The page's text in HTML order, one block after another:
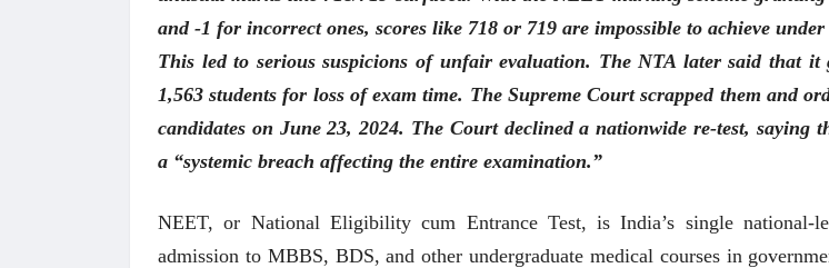
and -1 for incorrect ones, scores like 718 or 719 are impossible to achieve
This led to serious suspicions of unfair evaluation. The NTA later said that it
1,563 students for loss of exam time. The Supreme Court scrapped them and
candidates on June 23, 2024. The Court declined a nationwide re-test, saying
a “systemic breach affecting the entire examination.”
NEET, or National Eligibility cum Entrance Test, is India’s single national-
admission to MBBS, BDS, and other undergraduate medical courses in
लेख
प्रधानांच्याच काय
पंतप्रधानांच्या राजीनाम्यानेही
प्रश्न सुटणार नाही, पण...
स्नेहलता जाधव
Strike Make a
Difference?
Editor
20 Jul 2026